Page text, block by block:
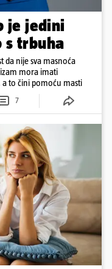
je jedini
s trbuha
da nije sva masnoća
mora imati
a to čini pomoću masti
7